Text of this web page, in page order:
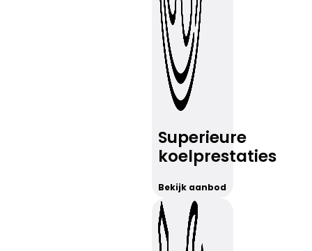
Superieure
koelprestaties
Bekijk aanbod